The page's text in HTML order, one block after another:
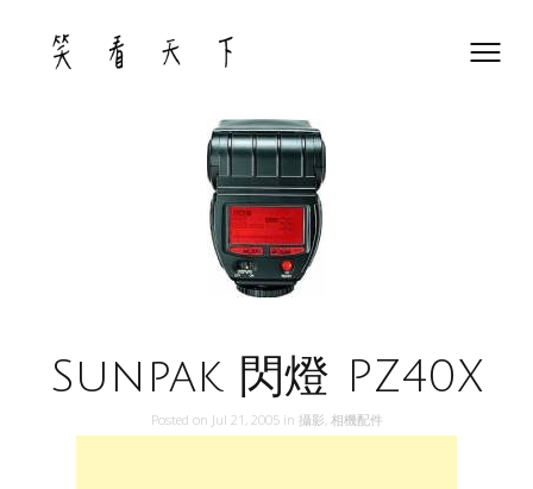
content
Sunpak 閃燈 PZ40X
Posted on Jul 21, 2005 in 攝影, 相機配件